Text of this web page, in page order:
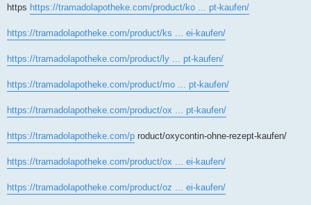
https https://tramadolapotheke.com/product/ko ... pt-kaufen/
https://tramadolapotheke.com/product/ks ... ei-kaufen/
https://tramadolapotheke.com/product/ly ... pt-kaufen/
https://tramadolapotheke.com/product/mo ... pt-kaufen/
https://tramadolapotheke.com/product/ox ... pt-kaufen/
https://tramadolapotheke.com/p roduct/oxycontin-ohne-rezept-kaufen/
https://tramadolapotheke.com/product/ox ... ei-kaufen/
https://tramadolapotheke.com/product/oz ... ei-kaufen/